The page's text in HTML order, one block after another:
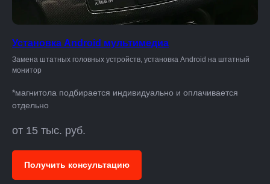
Установка Android мультимедиа
Замена штатных головных устройств, установка Android на штатный
монитор
*магнитола подбирается индивидуально и оплачивается
отдельно
от 15 тыс. руб.
Получить консультацию